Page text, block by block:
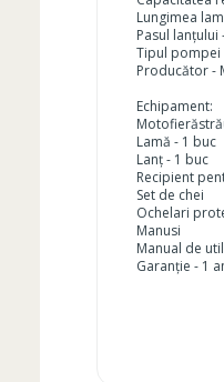
Lungimea
Pasul lanțului
Tipul pompei
Producător -
Echipament:
Lamă - 1 buc
Lanț - 1 buc
Recipient
Set de chei
Ochelari
Manusi
Manual de
Garanție - 1